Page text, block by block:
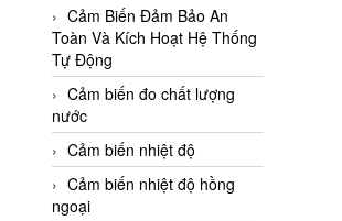
Aira Euro Automation
Airtac Vietnam
Airtec Vietnam
AI-Tek Vietnam
Akerstroms Viet Nam
AKO Armaturen &
Separationstechnik
Cảm Biến Đảm Bảo An
Toàn Và Kích Hoạt Hệ Thống
Tự Động
Cảm biến đo chất lượng
nước
Cảm biến nhiệt độ
Cảm biến nhiệt độ hồng
ngoại